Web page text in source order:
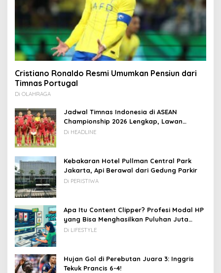
Cristiano Ronaldo Resmi Umumkan Pensiun dari
Timnas Portugal
Di OLAHRAGA
Jadwal Timnas Indonesia di ASEAN
Championship 2026 Lengkap, Lawan
Kamboja hingga Vietnam
Di HEADLINE
Kebakaran Hotel Pullman Central Park
Jakarta, Api Berawal dari Gedung Parkir
Di PERISTIWA
Apa Itu Content Clipper? Profesi Modal HP
yang Bisa Menghasilkan Puluhan Juta
Rupiah
Di LIFESTYLE
Hujan Gol di Perebutan Juara 3: Inggris
Tekuk Prancis 6-4!